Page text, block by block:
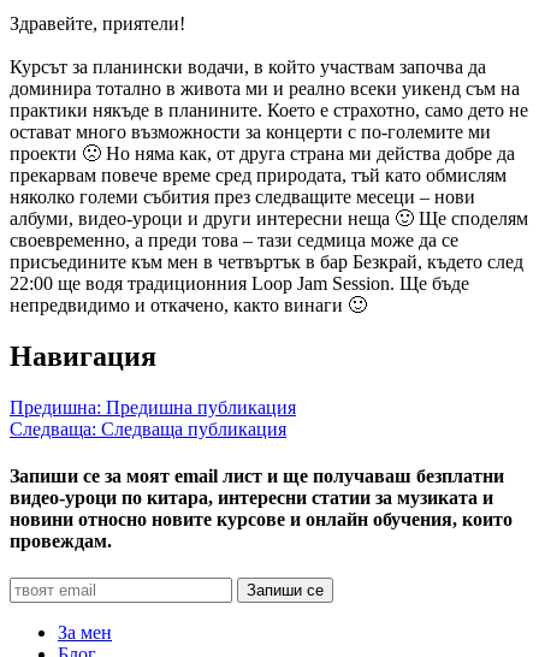
Здравейте, приятели!
Курсът за планински водачи, в който участвам започва да
доминира тотално в живота ми и реално всеки уикенд съм на
практики някъде в планините. Което е страхотно, само дето не
остават много възможности за концерти с по-големите ми
проекти 🙁 Но няма как, от друга страна ми действа добре да
прекарвам повече време сред природата, тъй като обмислям
няколко големи събития през следващите месеци – нови
албуми, видео-уроци и други интересни неща 🙂 Ще споделям
своевременно, а преди това – тази седмица може да се
присъедините към мен в четвъртък в бар Безкрай, където след
22:00 ще водя традиционния Loop Jam Session. Ще бъде
непредвидимо и откачено, както винаги 🙂
Навигация
Предишна: Предишна публикация
Следваща: Следваща публикация
Запиши се за моят email лист и ще получаваш безплатни
видео-уроци по китара, интересни статии за музиката и
новини относно новите курсове и онлайн обучения, които
провеждам.
За мен